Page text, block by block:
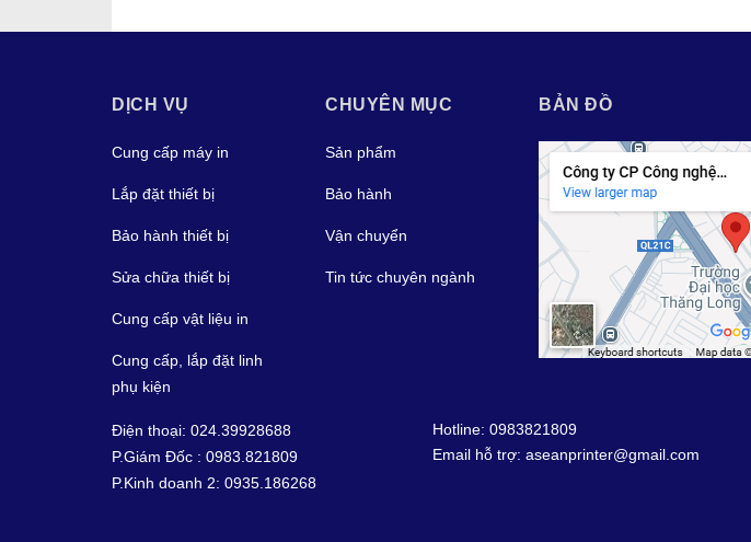
DỊCH VỤ
Cung cấp máy in
Lắp đặt thiết bị
Bảo hành thiết bị
Sửa chữa thiết bị
Cung cấp vật liệu in
Cung cấp, lắp đặt linh
phụ kiện
CHUYÊN MỤC
Sản phẩm
Bảo hành
Vận chuyển
Tin tức chuyên ngành
BẢN ĐỒ
Điện thoại: 024.39928688
P.Giám Đốc : 0983.821809
P.Kinh doanh 2: 0935.186268
Hotline: 0983821809
Email hỗ trợ: aseanprinter@gmail.com